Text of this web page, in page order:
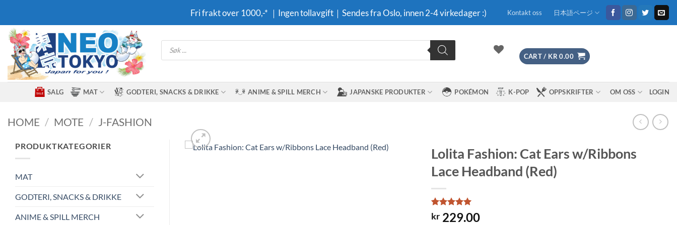
content
Fri frakt over 1000,-* ｜Ingen tollavgift｜Sendes fra Oslo, innen 2-4 virkedager :) Kontakt oss 日本語ページ
Products
search
CART / KR 0.00
SALG MAT GODTERI, SNACKS & DRIKKE ANIME & SPILL MERCH JAPANSKE PRODUKTER POKÉMON K-POP OPPSKRIFTER OM OSS LOGIN
HOME / MOTE / J-FASHION
PRODUKTKATEGORIER
MAT
GODTERI, SNACKS & DRIKKE
ANIME & SPILL MERCH
Lolita Fashion: Cat Ears w/Ribbons
Lace Headband (Red)
Rated5
out of 5
1
kr229.00